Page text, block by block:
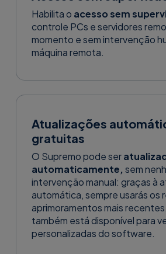
Habilita o acesso sem
controle PCs e servidores
momento e sem intervenção
máquina remota.
Atualizações
gratuitas
O Supremo pode ser
automaticamente, sem
intervenção manual: graças à
automática, sempre usarás os
aprimoramentos mais
também está disponível para
personalizadas do software.